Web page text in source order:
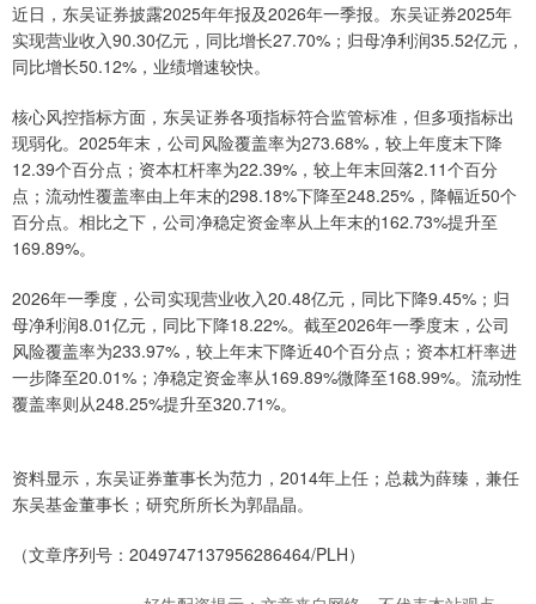
近日，东吴证券披露2025年年报及2026年一季报。东吴证券2025年
实现营业收入90.30亿元，同比增长27.70%；归母净利润35.52亿元，
同比增长50.12%，业绩增速较快。
核心风控指标方面，东吴证券各项指标符合监管标准，但多项指标出
现弱化。2025年末，公司风险覆盖率为273.68%，较上年度末下降
12.39个百分点；资本杠杆率为22.39%，较上年末回落2.11个百分
点；流动性覆盖率由上年末的298.18%下降至248.25%，降幅近50个
百分点。相比之下，公司净稳定资金率从上年末的162.73%提升至
169.89%。
2026年一季度，公司实现营业收入20.48亿元，同比下降9.45%；归
母净利润8.01亿元，同比下降18.22%。截至2026年一季度末，公司
风险覆盖率为233.97%，较上年末下降近40个百分点；资本杠杆率进
一步降至20.01%；净稳定资金率从169.89%微降至168.99%。流动性
覆盖率则从248.25%提升至320.71%。
资料显示，东吴证券董事长为范力，2014年上任；总裁为薛臻，兼任
东吴基金董事长；研究所所长为郭晶晶。
（文章序列号：2049747137956286464/PLH）